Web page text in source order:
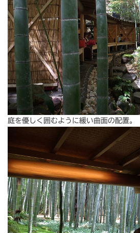
庭を優しく囲むように緩い曲面の配置。